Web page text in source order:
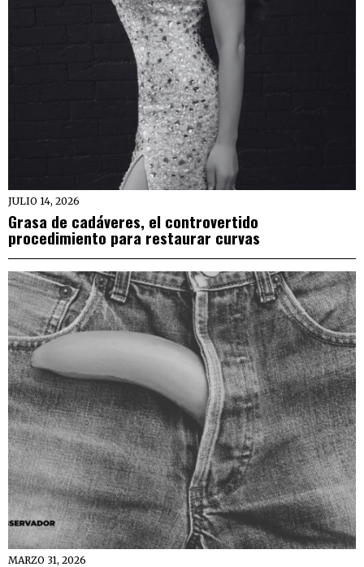
JULIO 14, 2026
Grasa de cadáveres, el controvertido
procedimiento para restaurar curvas
MARZO 31, 2026